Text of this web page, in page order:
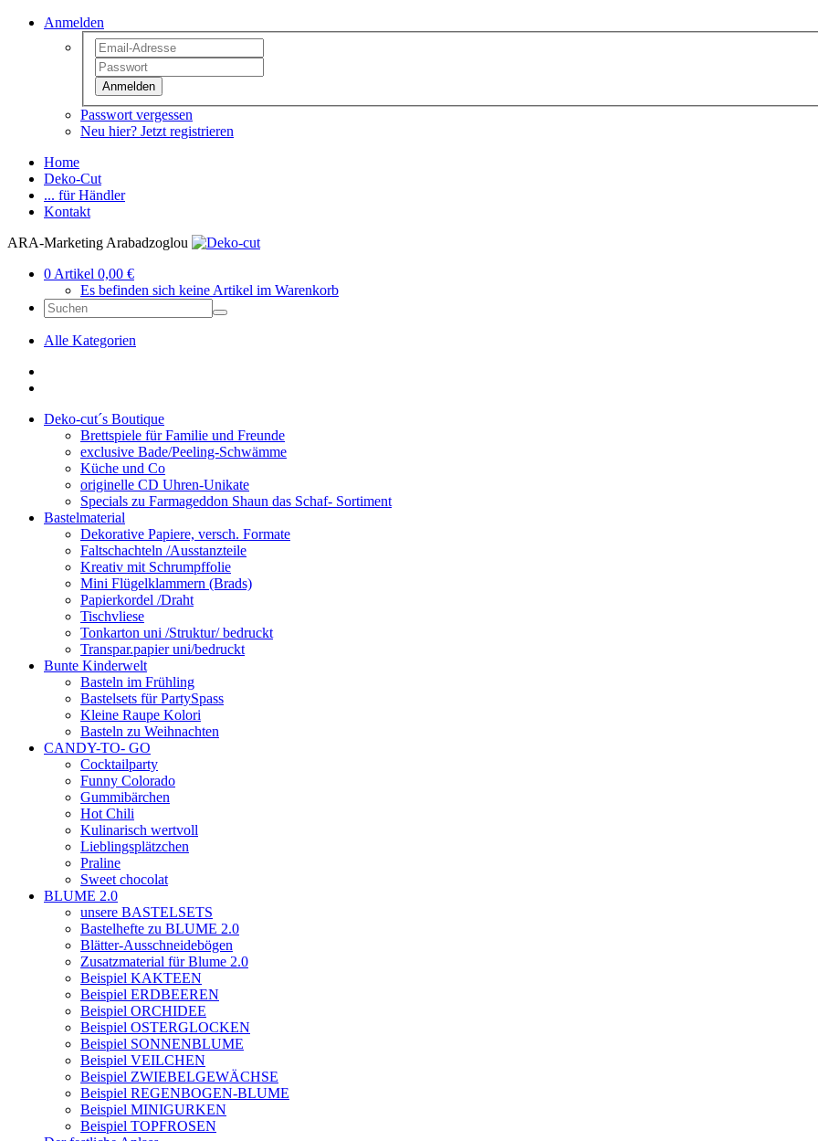
Anmelden
Anmelden
Passwort vergessen
Neu hier? Jetzt registrieren
Home
Deko-Cut
... für Händler
Kontakt
ARA-Marketing Arabadzoglou
0 Artikel 0,00 €
Es befinden sich keine Artikel im Warenkorb
Alle Kategorien
Deko-cut´s Boutique
Brettspiele für Familie und Freunde
exclusive Bade/Peeling-Schwämme
Küche und Co
originelle CD Uhren-Unikate
Specials zu Farmageddon Shaun das Schaf- Sortiment
Bastelmaterial
Dekorative Papiere, versch. Formate
Faltschachteln /Ausstanzteile
Kreativ mit Schrumpffolie
Mini Flügelklammern (Brads)
Papierkordel /Draht
Tischvliese
Tonkarton uni /Struktur/ bedruckt
Transpar.papier uni/bedruckt
Bunte Kinderwelt
Basteln im Frühling
Bastelsets für PartySpass
Kleine Raupe Kolori
Basteln zu Weihnachten
CANDY-TO- GO
Cocktailparty
Funny Colorado
Gummibärchen
Hot Chili
Kulinarisch wertvoll
Lieblingsplätzchen
Praline
Sweet chocolat
BLUME 2.0
unsere BASTELSETS
Bastelhefte zu BLUME 2.0
Blätter-Ausschneidebögen
Zusatzmaterial für Blume 2.0
Beispiel KAKTEEN
Beispiel ERDBEEREN
Beispiel ORCHIDEE
Beispiel OSTERGLOCKEN
Beispiel SONNENBLUME
Beispiel VEILCHEN
Beispiel ZWIEBELGEWÄCHSE
Beispiel REGENBOGEN-BLUME
Beispiel MINIGURKEN
Beispiel TOPFROSEN